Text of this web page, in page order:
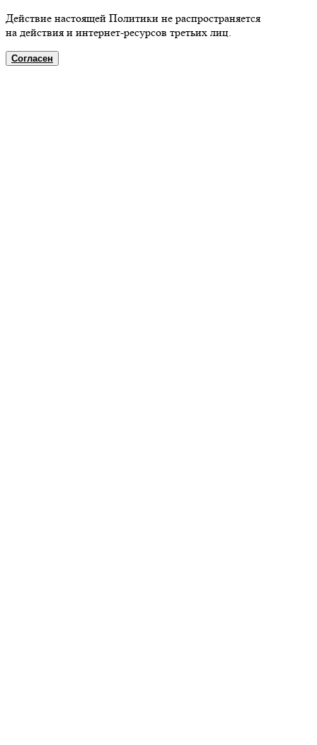
Действие настоящей Политики не распространяется
на действия и интернет-ресурсов третьих лиц.
Согласен